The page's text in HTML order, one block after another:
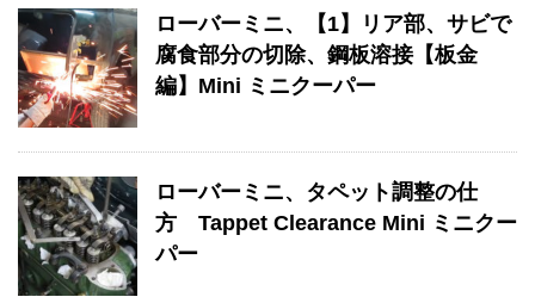
ローバーミニ、【1】リア部、サビで
腐食部分の切除、鋼板溶接【板金
編】Mini ミニクーパー
ローバーミニ、タペット調整の仕
方 Tappet Clearance Mini ミニクー
パー